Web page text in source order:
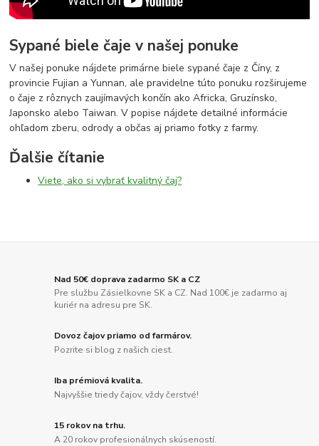
Sypané biele čaje v našej ponuke
V našej ponuke nájdete primárne biele sypané čaje z Číny, z
provincie Fujian a Yunnan, ale pravidelne túto ponuku rozširujeme
o čaje z rôznych zaujímavých končín ako Africka, Gruzínsko,
Japonsko alebo Taiwan. V popise nájdete detailné informácie
ohľadom zberu, odrody a občas aj priamo fotky z farmy.
Ďalšie čítanie
Viete, ako si vybrať kvalitný čaj?
Nad 50€ doprava zadarmo SK a CZ
Pre službu Zásielkovne SK a CZ. Nad 100€ je zadarmo aj
kuriér na adresu pre SK.
Dovoz čajov priamo od farmárov.
Pozrite si blog z našich ciest.
Iba prémiová kvalita.
Najvyššie triedy čajov, vždy čerstvé!
15 rokov na trhu.
A 20 rokov profesionálnych skúseností.